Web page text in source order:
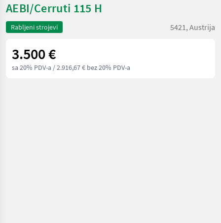
AEBI/Cerruti 115 H
Rabljeni strojevi 5421, Austrija
3.500 €
sa 20% PDV-a / 2.916,67 € bez 20% PDV-a